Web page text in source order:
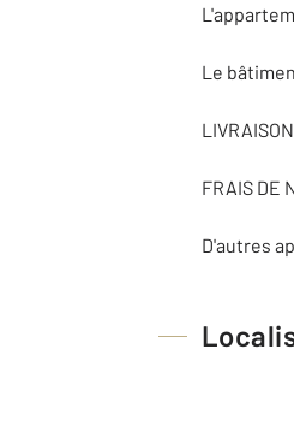
Le
FRAIS DE
D'autres